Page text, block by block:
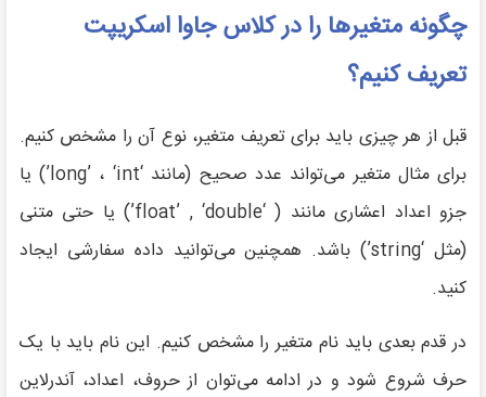
چگونه متغیرها را در کلاس جاوا اسکریپت
تعریف کنیم؟
قبل از هر چیزی باید برای تعریف متغیر، نوع آن را مشخص کنیم.
برای مثال متغیر می‌تواند عدد صحیح (مانند ‘long’ ، ‘int’) یا
جزو اعداد اعشاری مانند ( ‘float’ , ‘double’) یا حتی متنی
(مثل ‘string’) باشد. همچنین می‌توانید داده سفارشی ایجاد
کنید.
در قدم بعدی باید نام متغیر را مشخص کنیم. این نام باید با یک
حرف شروع شود و در ادامه می‌توان از حروف، اعداد، آندرلاین